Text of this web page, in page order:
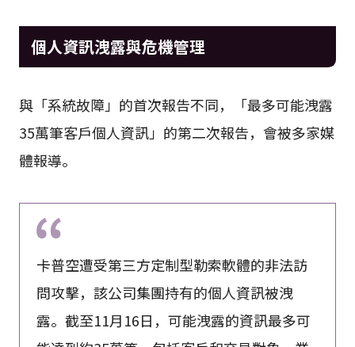
個人資訊洩露與危機管理
與「系統故障」的首次報告不同，「最多可能洩露
35萬筆客戶個人資訊」的第二次報告，會被多家媒
體報導。
卡普空遭受第三方定制型勒索軟體的非法訪
問攻擊，該公司集團持有的個人資訊被洩
露。截至11月16日，可能洩露的資訊最多可